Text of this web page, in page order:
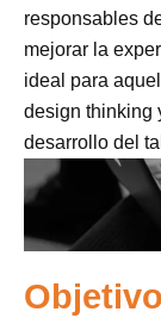
responsables
mejorar la
ideal para
design thinking
desarrollo del